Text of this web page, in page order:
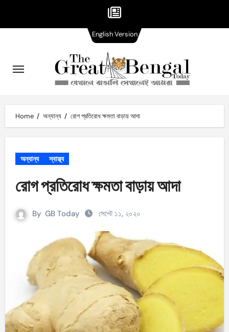
content
Home অন্যান্য রোগ প্রতিরোধ ক্ষমতা বাড়ায় আদা
অন্যান্য স্বাস্থ্য
রোগ প্রতিরোধ ক্ষমতা বাড়ায় আদা
By GB Today সেপ্টে ১১, ২০২০
English VersionVersion